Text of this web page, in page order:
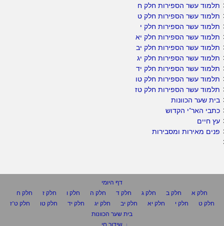
תלמוד עשר הספירות חלק ח
תלמוד עשר הספירות חלק ט
תלמוד עשר הספירות חלק י
תלמוד עשר הספירות חלק יא
תלמוד עשר הספירות חלק יב
תלמוד עשר הספירות חלק יג
תלמוד עשר הספירות חלק יד
תלמוד עשר הספירות חלק טו
תלמוד עשר הספירות חלק טז
בית שער הכוונות
כתבי האר"י הקדוש
עץ חיים
פנים מאירות ומסבירות
דף היומי
חלק א
חלק ב חלק ג חלק ד חלק ה חלק ו חלק ז
חלק ח
חלק ט
חלק י חלק יא חלק יב חלק יג חלק יד חלק טו
חלק ט"ז
בית שער הכוונות
שידור חי